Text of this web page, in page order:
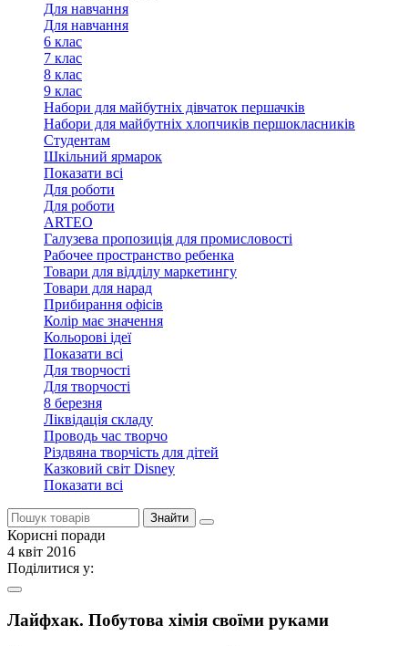
Для навчання
Для навчання
6 клас
7 клас
8 клас
9 клас
Набори для майбутніх дiвчаток першачкiв
Набори для майбутніх хлопчиків першокласників
Студентам
Шкільний ярмарок
Показати всі
Для роботи
Для роботи
ARTEO
Галузева пропозиція для промисловості
Рабочее пространство ребенка
Товари для відділу маркетингу
Товари для нарад
Прибирання офісів
Колір має значення
Кольорові ідеї
Показати всі
Для творчостi
Для творчостi
8 березня
Ліквідація складу
Проводь час творчо
Різдвяна творчість для дітей
Казковий світ Disney
Показати всі
Знайти
Корисні поради
4 квіт 2016
Поділитися у:
Лайфхак. Побутова хімія своїми руками